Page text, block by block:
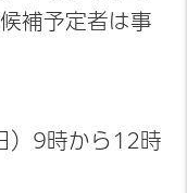
補予定者は事
）9時から12時